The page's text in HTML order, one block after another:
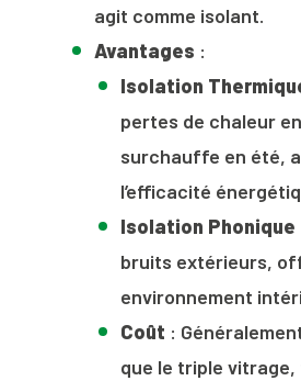
agit comme isolant.
Avantages :
Isolation
pertes de chaleur
surchauffe en été,
l’efficacité
Isolation Phonique
bruits extérieurs,
environnement
Coût :
que le triple